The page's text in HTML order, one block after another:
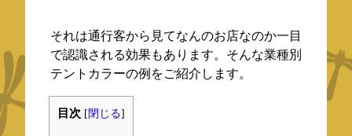
それは通行客から見てなんのお店なのか一目
で認識される効果もあります。そんな業種別
テントカラーの例をご紹介します。
目次 [閉じる]